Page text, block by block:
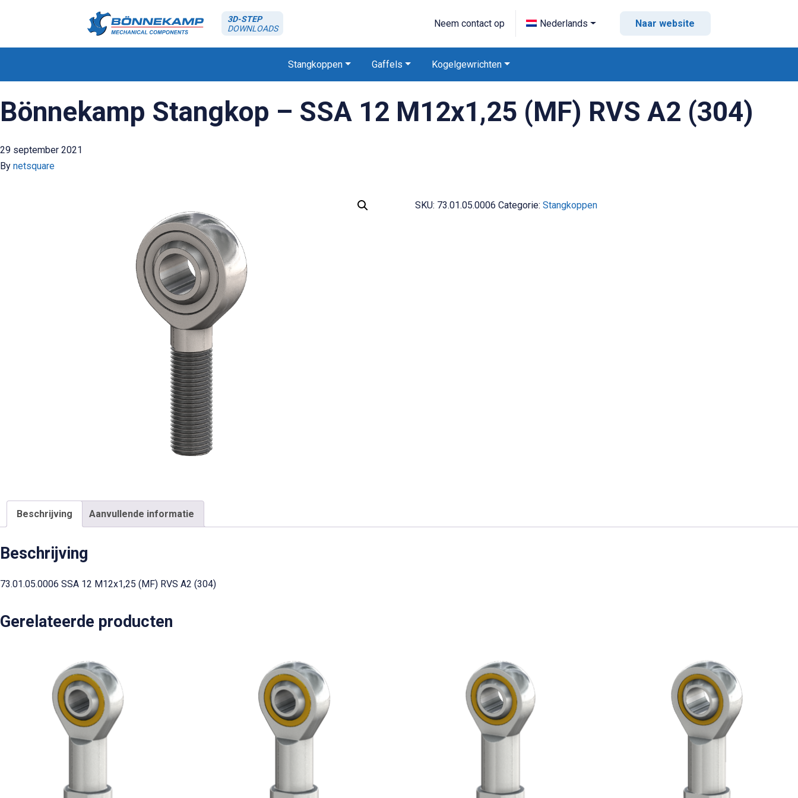
3D-STEP
DOWNLOADS
Neem contact op Nederlands Naar website
Stangkoppen Gaffels Kogelgewrichten
Bönnekamp Stangkop – SSA 12 M12x1,25 (MF) RVS A2 (304)
29 september 2021
By netsquare
SKU: 73.01.05.0006 Categorie: Stangkoppen
Beschrijving Aanvullende informatie
Beschrijving
73.01.05.0006 SSA 12 M12x1,25 (MF) RVS A2 (304)
Gerelateerde producten